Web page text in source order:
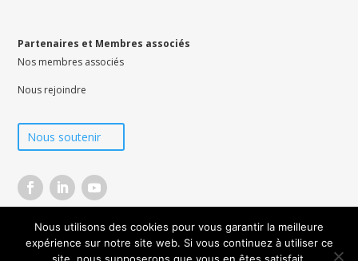
Partenaires et Membres associés
Nos membres associés
Nous rejoindre
Nous soutenir
© Météo et Climat 2026 – Mentions légales Données personnelles
Nous utilisons des cookies pour vous garantir la meilleure
expérience sur notre site web. Si vous continuez à utiliser ce